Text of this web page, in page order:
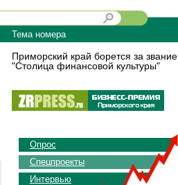
Тема номера
Приморский край борется за звание
"Столица финансовой культуры"
Опрос
Спецпроекты
Интервью